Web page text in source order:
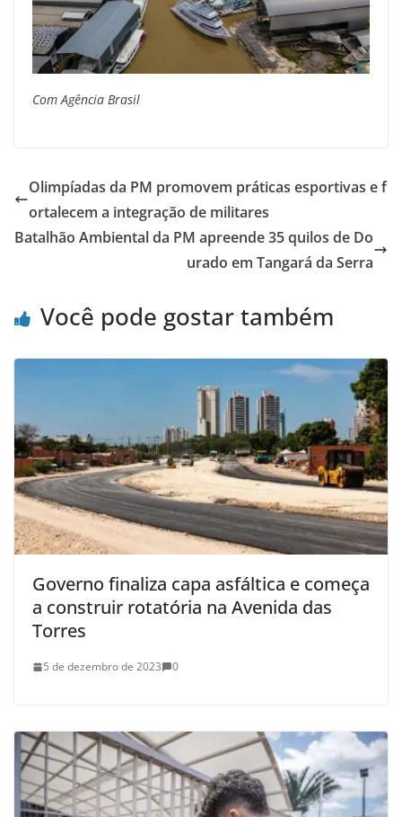
Com Agência Brasil
Olimpíadas da PM promovem práticas esportivas e f
ortalecem a integração de militares
Batalhão Ambiental da PM apreende 35 quilos de Do
urado em Tangará da Serra
Você pode gostar também
Governo finaliza capa asfáltica e começa
a construir rotatória na Avenida das
Torres
5 de dezembro de 2023 0